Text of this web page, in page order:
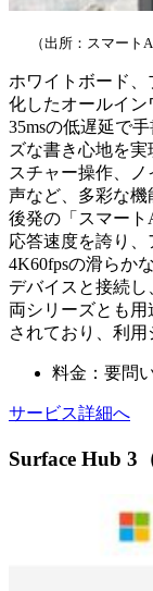
（出所：スマート
ホワイトボード
化したオールイン
35msの低遅延で
ズな書き心地を
スチャー操作、
声など、多彩な機
後発の「スマート
応答速度を誇り、
4K60fpsの滑らか
デバイスと接続し
両シリーズとも
されており、利用
料金：要問
サービス詳細へ
Surface Hub 3